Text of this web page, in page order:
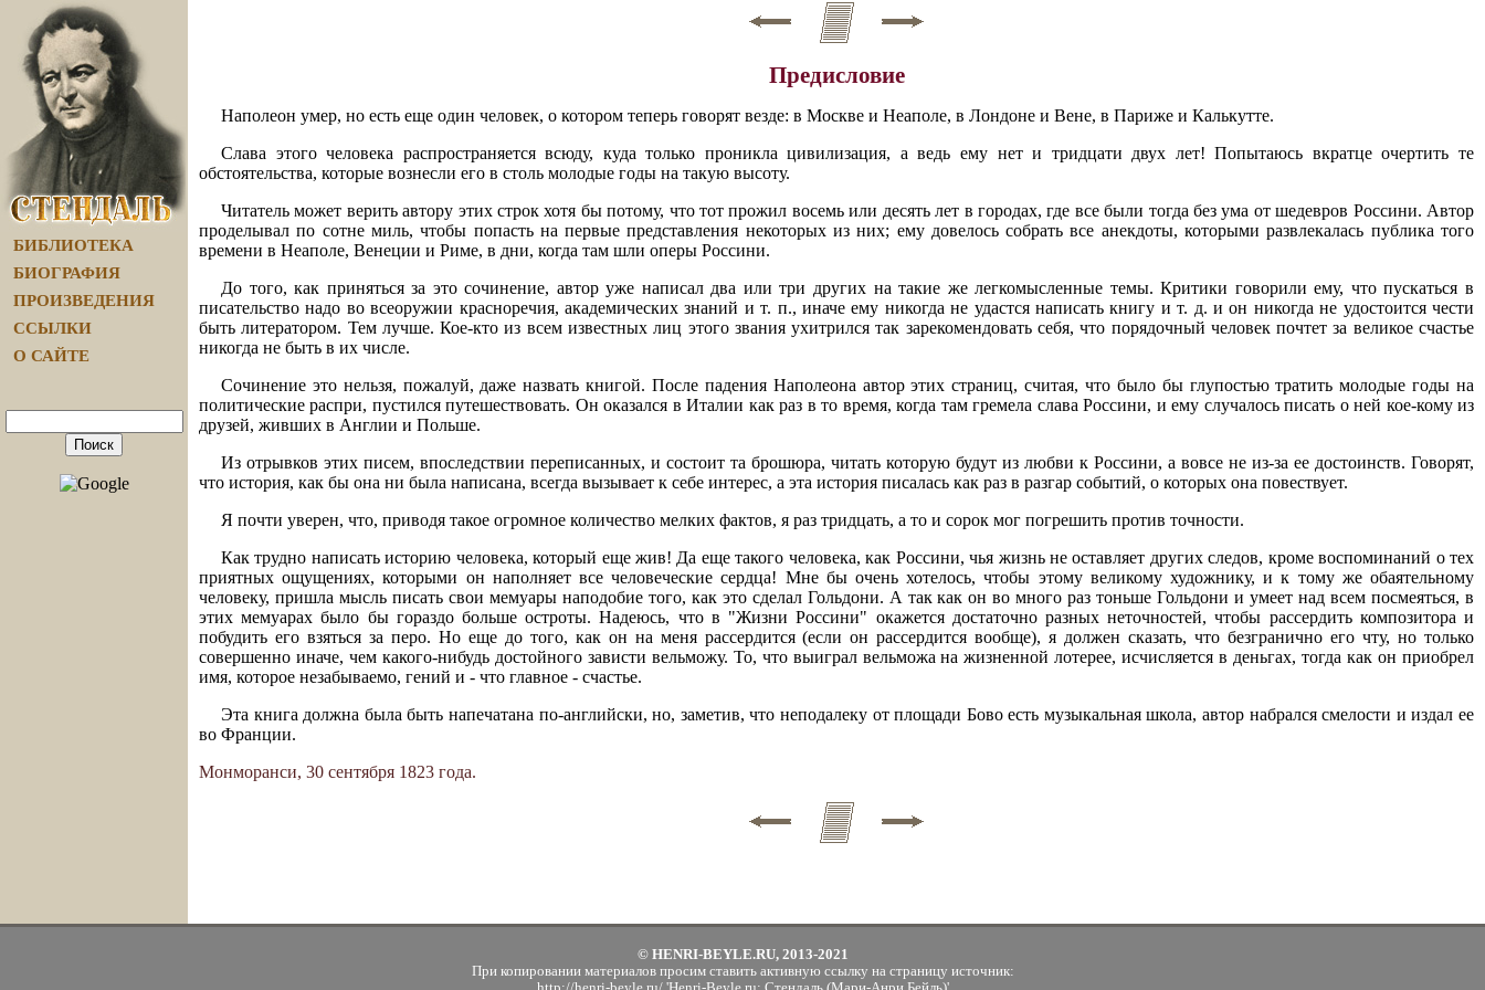
БИБЛИОТЕКА
БИОГРАФИЯ
ПРОИЗВЕДЕНИЯ
ССЫЛКИ
О САЙТЕ
Предисловие
Наполеон умер, но есть еще один человек, о котором теперь говорят везде: в Москве и Неаполе, в Лондоне и Вене, в Париже и Калькутте.
Слава этого человека распространяется всюду, куда только проникла цивилизация, а ведь ему нет и тридцати двух лет! Попытаюсь вкратце очертить те
обстоятельства, которые вознесли его в столь молодые годы на такую высоту.
Читатель может верить автору этих строк хотя бы потому, что тот прожил восемь или десять лет в городах, где все были тогда без ума от шедевров Россини. Автор
проделывал по сотне миль, чтобы попасть на первые представления некоторых из них; ему довелось собрать все анекдоты, которыми развлекалась публика того
времени в Неаполе, Венеции и Риме, в дни, когда там шли оперы Россини.
До того, как приняться за это сочинение, автор уже написал два или три других на такие же легкомысленные темы. Критики говорили ему, что пускаться в
писательство надо во всеоружии красноречия, академических знаний и т. п., иначе ему никогда не удастся написать книгу и т. д. и он никогда не удостоится чести
быть литератором. Тем лучше. Кое-кто из всем известных лиц этого звания ухитрился так зарекомендовать себя, что порядочный человек почтет за великое счастье
никогда не быть в их числе.
Сочинение это нельзя, пожалуй, даже назвать книгой. После падения Наполеона автор этих страниц, считая, что было бы глупостью тратить молодые годы на
политические распри, пустился путешествовать. Он оказался в Италии как раз в то время, когда там гремела слава Россини, и ему случалось писать о ней кое-кому из
друзей, живших в Англии и Польше.
Из отрывков этих писем, впоследствии переписанных, и состоит та брошюра, читать которую будут из любви к Россини, а вовсе не из-за ее достоинств. Говорят,
что история, как бы она ни была написана, всегда вызывает к себе интерес, а эта история писалась как раз в разгар событий, о которых она повествует.
Я почти уверен, что, приводя такое огромное количество мелких фактов, я раз тридцать, а то и сорок мог погрешить против точности.
Как трудно написать историю человека, который еще жив! Да еще такого человека, как Россини, чья жизнь не оставляет других следов, кроме воспоминаний о тех
приятных ощущениях, которыми он наполняет все человеческие сердца! Мне бы очень хотелось, чтобы этому великому художнику, и к тому же обаятельному
человеку, пришла мысль писать свои мемуары наподобие того, как это сделал Гольдони. А так как он во много раз тоньше Гольдони и умеет над всем посмеяться, в
этих мемуарах было бы гораздо больше остроты. Надеюсь, что в "Жизни Россини" окажется достаточно разных неточностей, чтобы рассердить композитора и
побудить его взяться за перо. Но еще до того, как он на меня рассердится (если он рассердится вообще), я должен сказать, что безгранично его чту, но только
совершенно иначе, чем какого-нибудь достойного зависти вельможу. То, что выиграл вельможа на жизненной лотерее, исчисляется в деньгах, тогда как он приобрел
имя, которое незабываемо, гений и - что главное - счастье.
Эта книга должна была быть напечатана по-английски, но, заметив, что неподалеку от площади Бово есть музыкальная школа, автор набрался смелости и издал ее
во Франции.
Монморанси, 30 сентября 1823 года.
© HENRI-BEYLE.RU, 2013-2021
При копировании материалов просим ставить активную ссылку на страницу источник: